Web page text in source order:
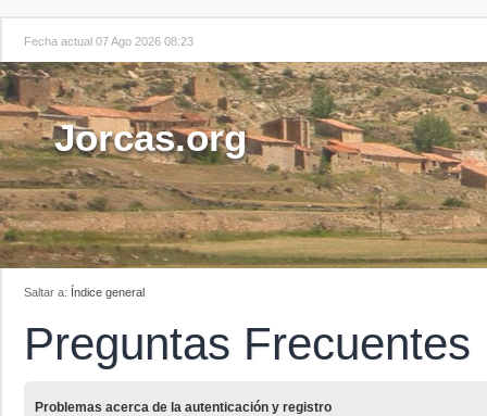
Fecha actual 07 Ago 2026 08:23
Jorcas.org
Saltar a: Índice general
Preguntas Frecuentes
Problemas acerca de la autenticación y registro